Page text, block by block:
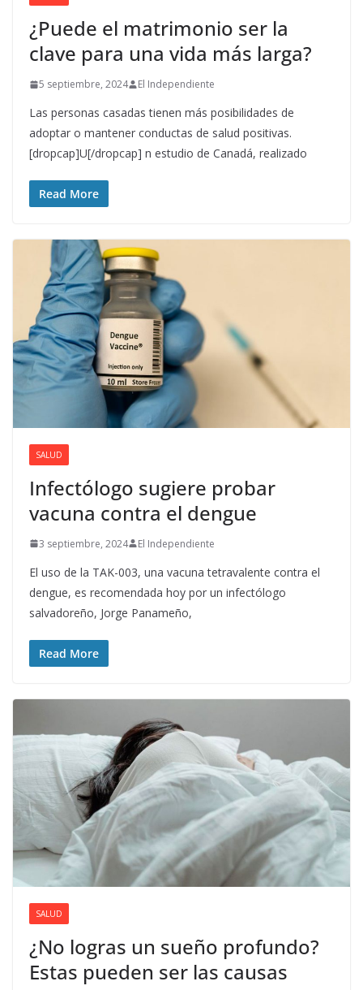
¿Puede el matrimonio ser la
clave para una vida más larga?
5 septiembre, 2024 El Independiente
Las personas casadas tienen más posibilidades de
adoptar o mantener conductas de salud positivas.
[dropcap]U[/dropcap] n estudio de Canadá, realizado
Read More
SALUD
Infectólogo sugiere probar
vacuna contra el dengue
3 septiembre, 2024 El Independiente
El uso de la TAK-003, una vacuna tetravalente contra el
dengue, es recomendada hoy por un infectólogo
salvadoreño, Jorge Panameño,
Read More
SALUD
¿No logras un sueño profundo?
Estas pueden ser las causas